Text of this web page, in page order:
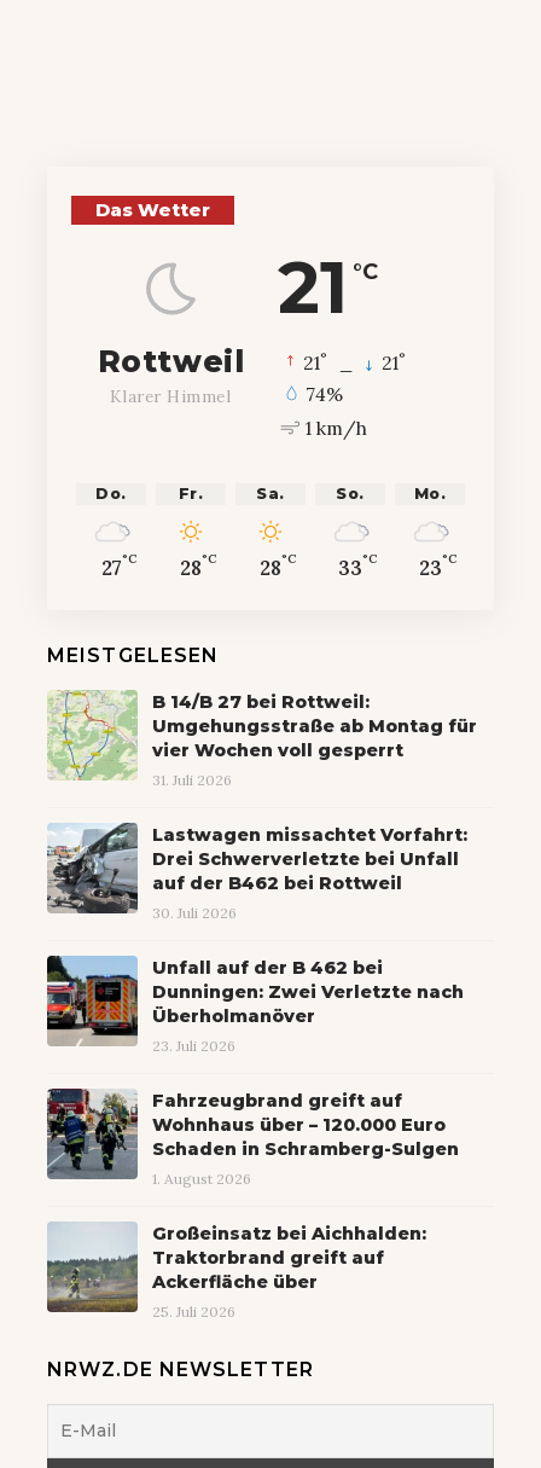
Das Wetter
21 °C
Rottweil
Klarer Himmel
21° 21°
74%
1 km/h
Do.
27°C
Fr.
28°C
Sa.
28°C
So.
33°C
Mo.
23°C
MEISTGELESEN
B 14/B 27 bei Rottweil:
Umgehungsstraße ab Montag für
vier Wochen voll gesperrt
31. Juli 2026
Lastwagen missachtet Vorfahrt:
Drei Schwerverletzte bei Unfall
auf der B462 bei Rottweil
30. Juli 2026
Unfall auf der B 462 bei
Dunningen: Zwei Verletzte nach
Überholmanöver
23. Juli 2026
Fahrzeugbrand greift auf
Wohnhaus über – 120.000 Euro
Schaden in Schramberg-Sulgen
1. August 2026
Großeinsatz bei Aichhalden:
Traktorbrand greift auf
Ackerfläche über
25. Juli 2026
NRWZ.DE NEWSLETTER